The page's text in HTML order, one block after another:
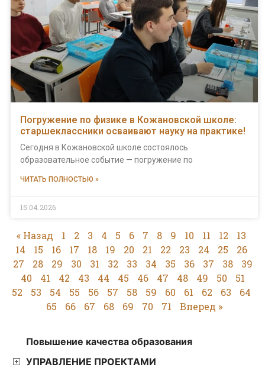
Погружение по физике в Кожановской школе:
старшеклассники осваивают науку на практике!
Сегодня в Кожановской школе состоялось
образовательное событие — погружение по
ЧИТАТЬ ПОЛНОСТЬЮ »
15.04.2026
« Назад 1 2 3 4 5 6 7 8 9 10 11 12
13
14
15 16 17 18 19 20 21 22 23 24 25
26
27
28 29 30 31 32 33 34 35 36 37 38
39
40
41 42 43 44 45 46 47 48 49 50
51
52
53 54 55 56 57 58 59 60 61 62 63
64
65
66 67 68 69 70 71 Вперед »
Повышение качества образования
УПРАВЛЕНИЕ ПРОЕКТАМИ